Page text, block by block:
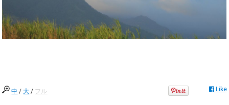
中 /大 / フル Like